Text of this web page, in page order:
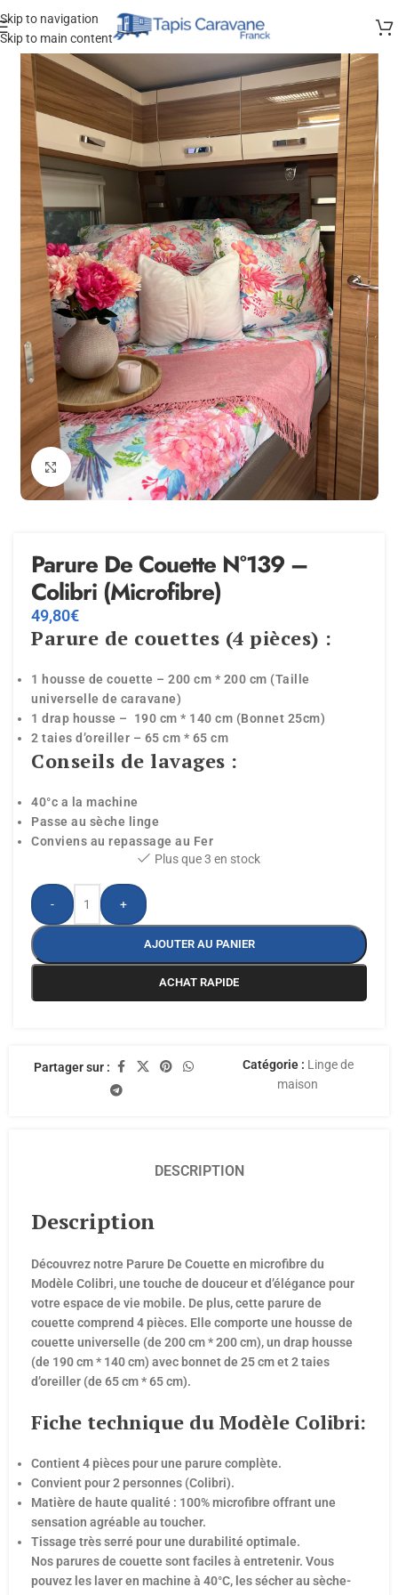
Skip to navigation
Skip to main content
Agrandir
Parure De Couette N°139 –
Colibri (Microfibre)
49,80€
Parure de couettes (4 pièces) :
1 housse de couette – 200 cm * 200 cm (Taille
universelle de caravane)
1 drap housse – 190 cm * 140 cm (Bonnet 25cm)
2 taies d’oreiller – 65 cm * 65 cm
Conseils de lavages :
40°c a la machine
Passe au sèche linge
Conviens au repassage au Fer
Plus que 3 en stock
- +
AJOUTER AU PANIER
ACHAT RAPIDE
Partager sur : Catégorie : Linge de
maison
DESCRIPTION
Description
Découvrez notre Parure De Couette en microfibre du
Modèle Colibri, une touche de douceur et d’élégance pour
votre espace de vie mobile. De plus, cette parure de
couette comprend 4 pièces. Elle comporte une housse de
couette universelle (de 200 cm * 200 cm), un drap housse
(de 190 cm * 140 cm) avec bonnet de 25 cm et 2 taies
d’oreiller (de 65 cm * 65 cm).
Fiche technique du Modèle Colibri:
Contient 4 pièces pour une parure complète.
Convient pour 2 personnes (Colibri).
Matière de haute qualité : 100% microfibre offrant une
sensation agréable au toucher.
Tissage très serré pour une durabilité optimale.
Nos parures de couette sont faciles à entretenir. Vous
pouvez les laver en machine à 40°C, les sécher au sèche-